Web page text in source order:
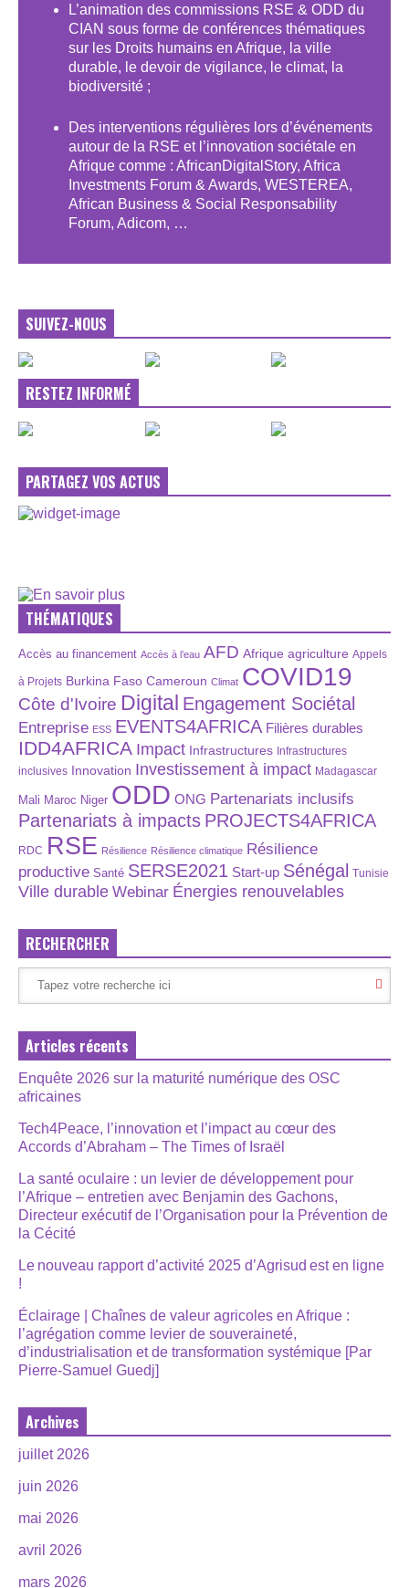
L’animation des commissions RSE & ODD du
CIAN sous forme de conférences thématiques
sur les Droits humains en Afrique, la ville
durable, le devoir de vigilance, le climat, la
biodiversité ;
Des interventions régulières lors d’événements
autour de la RSE et l’innovation sociétale en
Afrique comme : AfricanDigitalStory, Africa
Investments Forum & Awards, WESTEREA,
African Business & Social Responsability
Forum, Adicom, …
SUIVEZ-NOUS
RESTEZ INFORMÉ
PARTAGEZ VOS ACTUS
THÉMATIQUES
Accès au financement Accès à l’eau AFD Afrique agriculture Appels
à Projets Burkina Faso Cameroun Climat COVID19
Côte d'Ivoire Digital Engagement Sociétal
Entreprise ESS EVENTS4AFRICA Filières durables
IDD4AFRICA Impact Infrastructures Infrastructures
inclusives Innovation Investissement à impact Madagascar
Mali Maroc Niger ODD ONG Partenariats inclusifs
Partenariats à impacts PROJECTS4AFRICA
RDC RSE Résilience Résilience climatique Résilience
productive Santé SERSE2021 Start-up Sénégal Tunisie
Ville durable Webinar Énergies renouvelables
RECHERCHER
Articles récents
Enquête 2026 sur la maturité numérique des OSC
africaines
Tech4Peace, l’innovation et l’impact au cœur des
Accords d’Abraham – The Times of Israël
La santé oculaire : un levier de développement pour
l’Afrique – entretien avec Benjamin des Gachons,
Directeur exécutif de l’Organisation pour la Prévention de
la Cécité
Le nouveau rapport d’activité 2025 d’Agrisud est en ligne
!
Éclairage | Chaînes de valeur agricoles en Afrique :
l’agrégation comme levier de souveraineté,
d’industrialisation et de transformation systémique [Par
Pierre-Samuel Guedj]
Archives
juillet 2026
juin 2026
mai 2026
avril 2026
mars 2026